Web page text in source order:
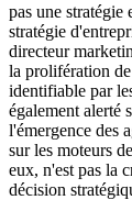
pas une
stratégie
directeur
la prolifération
identifiable par
également alerté
l'émergence des
sur les moteurs
eux, n'est pas la
décision